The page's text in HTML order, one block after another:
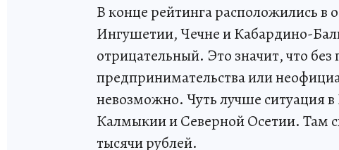
В конце рейтинга расположились в
Ингушетии, Чечне и Кабардино-
отрицательный. Это значит, что без
предпринимательства или
невозможно. Чуть лучше ситуация
Калмыкии и Северной Осетии. Там
тысячи рублей.